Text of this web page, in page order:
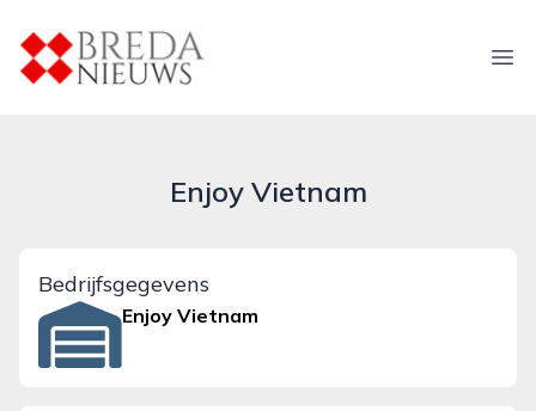
breda-nieuws.nl
Enjoy Vietnam
Bedrijfsgegevens
Enjoy Vietnam